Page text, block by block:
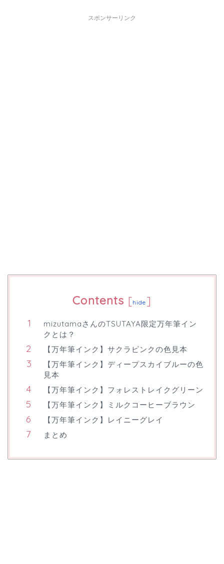
スポンサーリンク
Contents [hide ]
mizutamaさんのTSUTAYA限定万年筆イン
クとは？
【万年筆インク】サクラピンクの色見本
【万年筆インク】ディープスカイブルーの色
見本
【万年筆インク】フォレストレイクグリーン
【万年筆インク】ミルクコーヒーブラウン
【万年筆インク】レイニーグレイ
まとめ